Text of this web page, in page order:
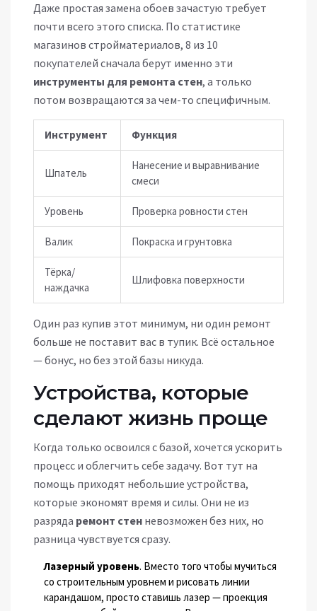
Даже простая замена обоев зачастую требует
почти всего этого списка. По статистике
магазинов стройматериалов, 8 из 10
покупателей сначала берут именно эти
инструменты для ремонта стен, а только
потом возвращаются за чем-то специфичным.
Инструмент Функция
Шпатель
Нанесение и выравнивание
смеси
Уровень Проверка ровности стен
Валик Покраска и грунтовка
Тёрка/
наждачка
Шлифовка поверхности
Один раз купив этот минимум, ни один ремонт
больше не поставит вас в тупик. Всё остальное
— бонус, но без этой базы никуда.
Устройства, которые
сделают жизнь проще
Когда только освоился с базой, хочется ускорить
процесс и облегчить себе задачу. Вот тут на
помощь приходят небольшие устройства,
которые экономят время и силы. Они не из
разряда ремонт стен невозможен без них, но
разница чувствуется сразу.
Лазерный уровень. Вместо того чтобы мучиться
со строительным уровнем и рисовать линии
карандашом, просто ставишь лазер — проекция